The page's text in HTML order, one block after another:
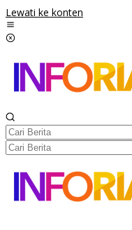
Lewati ke konten